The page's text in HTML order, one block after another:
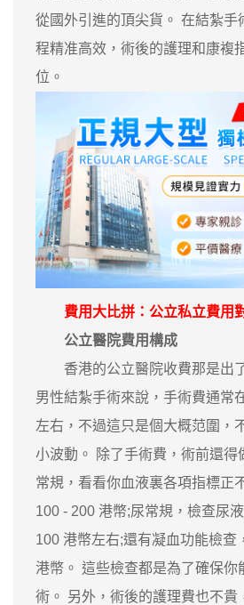
從國外引進的頂尖貨。 在結紮手
程精准高效，術後的護理和康複
位。
費用大比拼：公立私立費用
公立醫院費用構成
香港的公立醫院收費那是出
男性結紮手術來說，手術費通常
左右，不過這只是個大概范圍，
小波動。 除了手術費，術前還得
常規，看看你血液裏各項指標正
100 - 200 港幣;尿常規，檢查尿
100 港幣左右;還有凝血功能檢查
港幣。 這些檢查都是為了確保你
術。 另外，術後的護理費也不貴